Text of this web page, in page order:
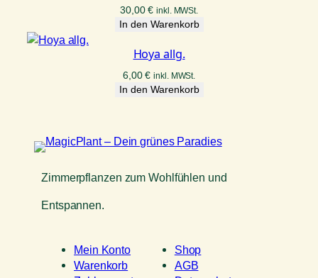
30,00€ inkl. MWSt.
In den Warenkorb
Hoya allg.
6,00€ inkl. MWSt.
In den Warenkorb
Zimmerpflanzen zum Wohlfühlen und
Entspannen.
Mein Konto
Warenkorb
Shop
AGB